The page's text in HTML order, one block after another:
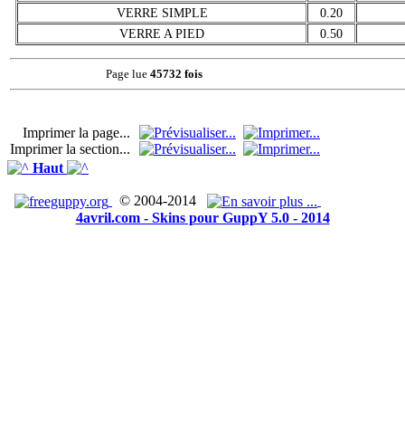
VERRE SIMPLE
0.20
VERRE A PIED
0.50
Page lue45732 fois
Imprimer la page...
Imprimer la section...
Haut
© 2004-2014
4avril.com - Skins pour GuppY 5.0 - 2014